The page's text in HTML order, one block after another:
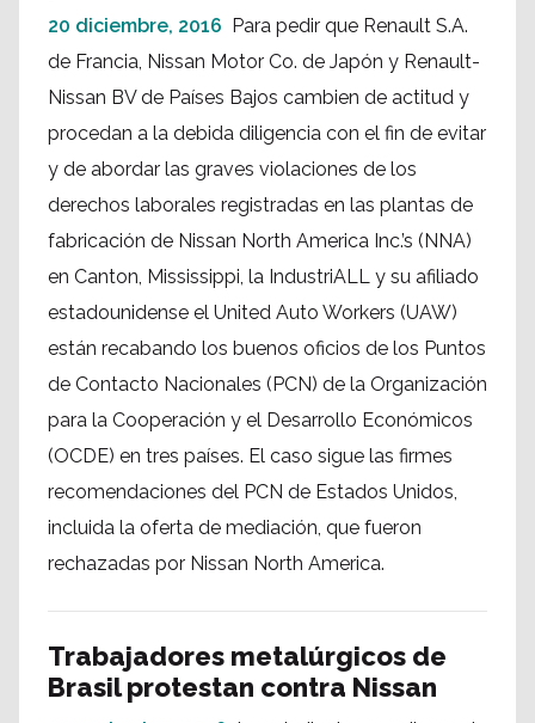
20 diciembre, 2016 Para pedir que Renault S.A.
de Francia, Nissan Motor Co. de Japón y Renault-
Nissan BV de Países Bajos cambien de actitud y
procedan a la debida diligencia con el fin de evitar
y de abordar las graves violaciones de los
derechos laborales registradas en las plantas de
fabricación de Nissan North America Inc.’s (NNA)
en Canton, Mississippi, la IndustriALL y su afiliado
estadounidense el United Auto Workers (UAW)
están recabando los buenos oficios de los Puntos
de Contacto Nacionales (PCN) de la Organización
para la Cooperación y el Desarrollo Económicos
(OCDE) en tres países. El caso sigue las firmes
recomendaciones del PCN de Estados Unidos,
incluida la oferta de mediación, que fueron
rechazadas por Nissan North America.
Trabajadores metalúrgicos de
Brasil protestan contra Nissan